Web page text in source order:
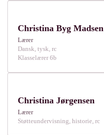
Christina Byg Madsen
Lærer
Dansk, tysk, rc
Klasselærer 6b
Christina Jørgensen
Lærer
Støtteundervisning, historie, rc